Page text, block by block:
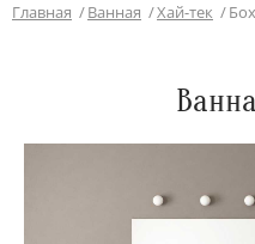
Главная Ванная Хай-тек